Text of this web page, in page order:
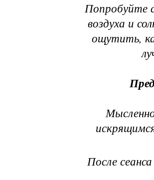
Попробуйте
воздуха и
ощутить,
После